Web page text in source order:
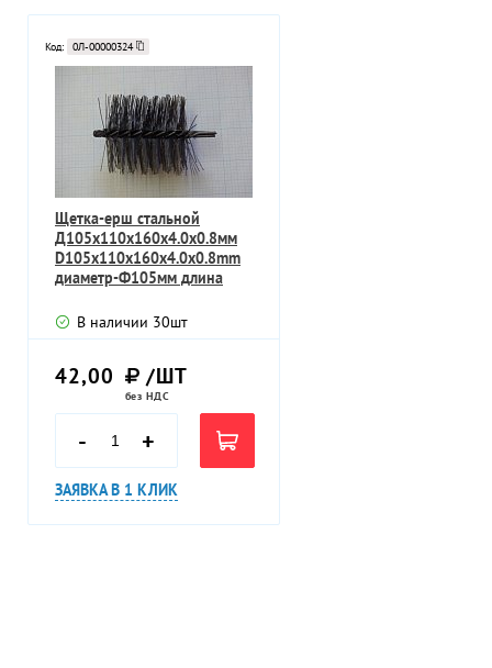
Код: 0Л-00000324
Щетка-ерш стальной
Д105х110х160х4.0х0.8мм
D105х110х160х4.0х0.8mm
диаметр-Ф105мм длина
В наличии 30шт
42,00 /ШТ
без НДС
- +
ЗАЯВКА В 1 КЛИК